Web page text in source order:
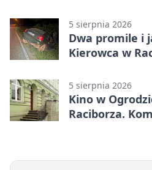
5 sierpnia 2026
Dwa promile i
Kierowca w
5 sierpnia 2026
Kino w
Raciborza.